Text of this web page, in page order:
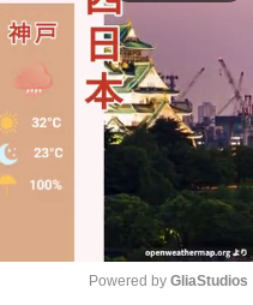
Powered by GliaStudios